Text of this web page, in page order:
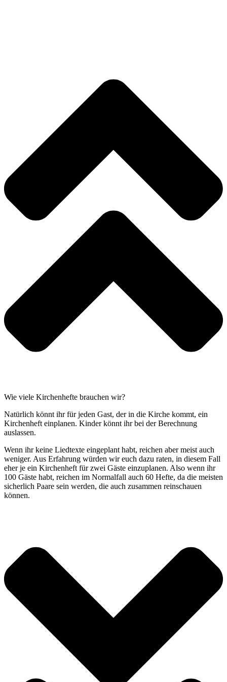
Wie viele Kirchenhefte brauchen wir?
Natürlich könnt ihr für jeden Gast, der in die Kirche kommt, ein
Kirchenheft einplanen. Kinder könnt ihr bei der Berechnung
auslassen.
Wenn ihr keine Liedtexte eingeplant habt, reichen aber meist auch
weniger. Aus Erfahrung würden wir euch dazu raten, in diesem Fall
eher je ein Kirchenheft für zwei Gäste einzuplanen. Also wenn ihr
100 Gäste habt, reichen im Normalfall auch 60 Hefte, da die meisten
sicherlich Paare sein werden, die auch zusammen reinschauen
können.